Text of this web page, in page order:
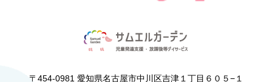
〒454-0981 愛知県名古屋市中川区吉津１丁目６０５−１